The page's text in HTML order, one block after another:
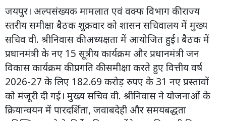
जयपुर। अल्पसंख्यक मामलात एवं वक्फ विभाग की राज्य
स्तरीय समीक्षा बैठक शुक्रवार को शासन सचिवालय में मुख्य
सचिव वी. श्रीनिवास की अध्यक्षता में आयोजित हुई। बैठक में
प्रधानमंत्री के नए 15 सूत्रीय कार्यक्रम और प्रधानमंत्री जन
विकास कार्यक्रम की प्रगति की समीक्षा करते हुए वित्तीय वर्ष
2026-27 के लिए 182.69 करोड़ रुपए के 31 नए प्रस्तावों
को मंजूरी दी गई। मुख्य सचिव वी. श्रीनिवास ने योजनाओं के
क्रियान्वयन में पारदर्शिता, जवाबदेही और समयबद्धता